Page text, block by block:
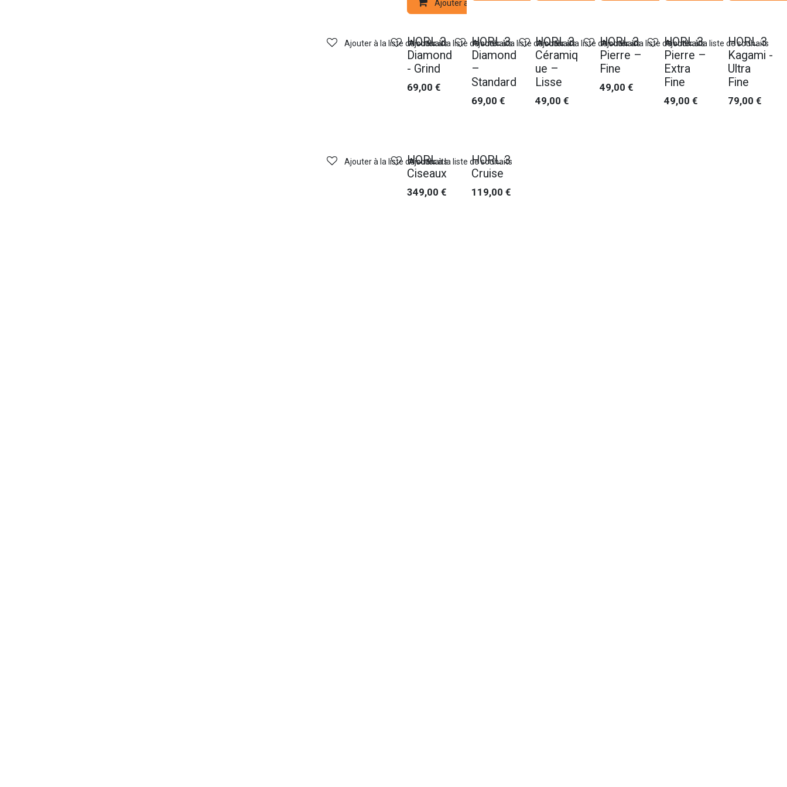
Ajouter au panier
HORL 3
Diamond
- Grind
69,00 €
Ajouter à la liste de souhaits
HORL 3
Diamond
–
Standard
69,00 €
Ajouter à la liste de souhaits
HORL 3
Céramiq
ue –
Lisse
49,00 €
Ajouter à la liste de souhaits
HORL 3
Pierre –
Fine
49,00 €
Ajouter à la liste de souhaits
HORL 3
Pierre –
Extra
Fine
49,00 €
Ajouter à la liste de souhaits
HORL 3
Kagami -
Ultra
Fine
79,00 €
Ajouter à la liste de souhaits
HORL
Ciseaux
349,00 €
Ajouter à la liste de souhaits
HORL 3
Cruise
119,00 €
Ajouter à la liste de souhaits